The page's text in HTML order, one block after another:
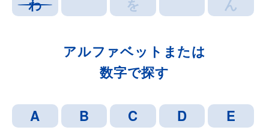
アルファベットまたは
数字で探す